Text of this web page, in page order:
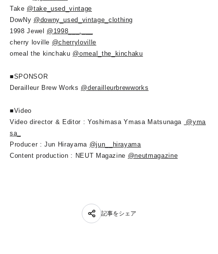
Take @take_used_vintage
DowNy @downy_used_vintage_clothing
1998 Jewel @1998___.___
cherry loville @cherryloville
omeal the kinchaku @omeal_the_kinchaku
■SPONSOR
Derailleur Brew Works @derailleurbrewworks
■Video
Video director & Editor : Yoshimasa Ymasa Matsunaga
@yma
sa_
Producer : Jun Hirayama @jun__hirayama
Content production : NEUT Magazine @neutmagazine
記事をシェア